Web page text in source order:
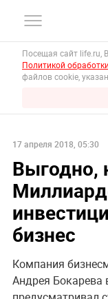
Посещая сайт life.ru,
Политикой
файлов cookie,
17 апреля 2018, 05:30
Выгодно,
бизнес
Компания
Андрея Бокарева